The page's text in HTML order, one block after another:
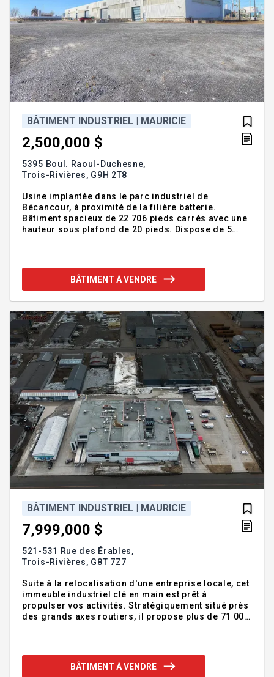
BÂTIMENT INDUSTRIEL | MAURICIE
2,500,000 $
5395 Boul. Raoul-Duchesne,
Trois-Rivières, G9H 2T8
Usine implantée dans le parc industriel de
Bécancour, à proximité de la filière batterie.
Bâtiment spacieux de 22 706 pieds carrés avec une
hauteur sous plafond de 20 pieds. Dispose de 5
stockage de vos produits liquides. Addenda
:Plafond de 20 pi 17 pi sous trust , 24 pi steel deck
équipements actuellement dans l'immeu
BÂTIMENT À VENDRE
BÂTIMENT INDUSTRIEL | MAURICIE
7,999,000 $
521-531 Rue des Érables,
Trois-Rivières, G8T 7Z7
Suite à la relocalisation d'une entreprise locale, cet
immeuble industriel clé en main est prêt à
propulser vos activités. Stratégiquement situé près
des grands axes routiers, il propose plus de 71 000
chargement, des chambres réfrigérées, un système
de cuisson à la vapeur et à la fumée, ainsi qu'un
BÂTIMENT À VENDRE